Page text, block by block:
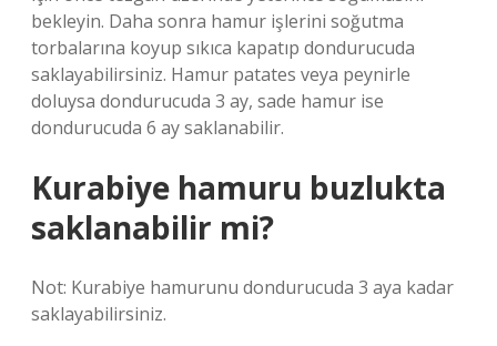
bekleyin. Daha sonra hamur işlerini soğutma
torbalarına koyup sıkıca kapatıp dondurucuda
saklayabilirsiniz. Hamur patates veya peynirle
doluysa dondurucuda 3 ay, sade hamur ise
dondurucuda 6 ay saklanabilir.
Kurabiye hamuru buzlukta
saklanabilir mi?
Not: Kurabiye hamurunu dondurucuda 3 aya kadar
saklayabilirsiniz.